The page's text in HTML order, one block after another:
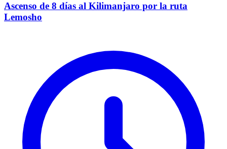
Ascenso de 8 días al Kilimanjaro por la ruta
Lemosho